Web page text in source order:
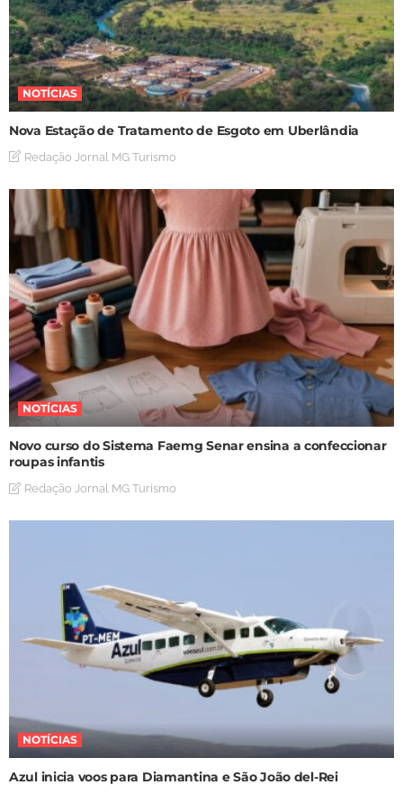
NOTÍCIAS
Nova Estação de Tratamento de Esgoto em Uberlândia
Redação Jornal MG Turismo
NOTÍCIAS
Novo curso do Sistema Faemg Senar ensina a confeccionar
roupas infantis
Redação Jornal MG Turismo
NOTÍCIAS
Azul inicia voos para Diamantina e São João del-Rei